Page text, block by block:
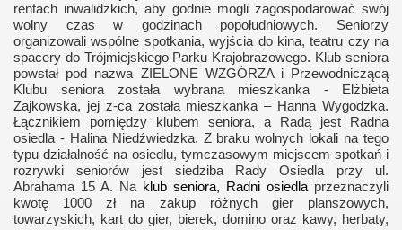
rentach inwalidzkich, aby godnie mogli zagospodarować swój
wolny czas w godzinach popołudniowych. Seniorzy
organizowali wspólne spotkania, wyjścia do kina, teatru czy na
spacery do Trójmiejskiego Parku Krajobrazowego. Klub seniora
powstał pod nazwa ZIELONE WZGÓRZA i Przewodniczącą
Klubu seniora została wybrana mieszkanka - Elżbieta
Zajkowska, jej z-ca została mieszkanka – Hanna Wygodzka.
Łącznikiem pomiędzy klubem seniora, a Radą jest Radna
osiedla - Halina Niedźwiedzka. Z braku wolnych lokali na tego
typu działalność na osiedlu, tymczasowym miejscem spotkań i
rozrywki seniorów jest siedziba Rady Osiedla przy ul.
Abrahama 15 A. Na klub seniora, Radni osiedla przeznaczyli
kwotę 1000 zł na zakup różnych gier planszowych,
towarzyskich, kart do gier, bierek, domino oraz kawy, herbaty,